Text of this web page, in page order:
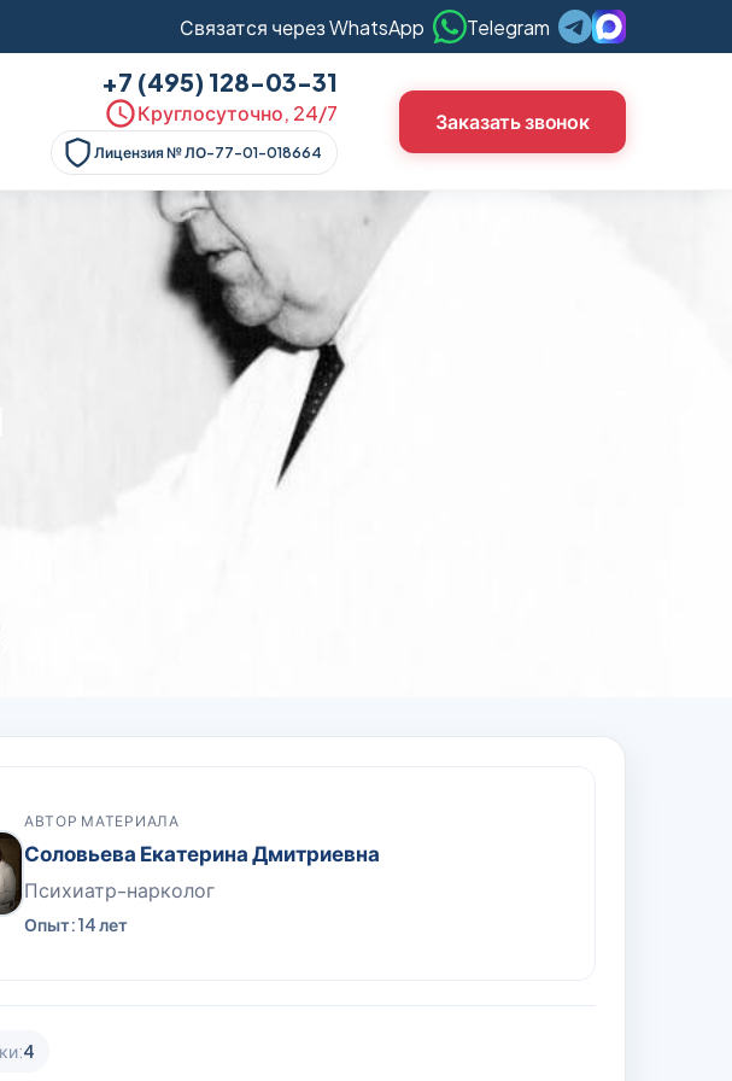
Связатся через WhatsApp Telegram
+7 (495) 128-03-31
Круглосуточно, 24/7
Лицензия № ЛО-77-01-018664
Заказать звонок
АВТОР МАТЕРИАЛА
Соловьева Екатерина Дмитриевна
Психиатр-нарколог
Опыт: 14 лет
4